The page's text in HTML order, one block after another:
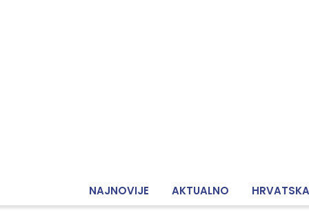
NAJNOVIJE AKTUALNO HRVATSKA